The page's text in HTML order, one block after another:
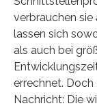
verbrauchen
lassen sich
als auch bei
errechnet. Doch
Nachricht: Die